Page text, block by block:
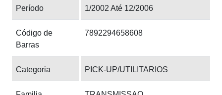
Período 1/2002 Até 12/2006
Código de
Barras
7892294658608
Categoria PICK-UP/UTILITARIOS